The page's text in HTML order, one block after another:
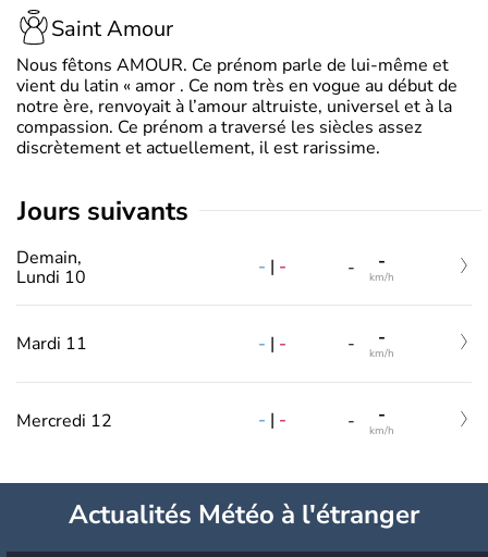
Saint Amour
Nous fêtons AMOUR. Ce prénom parle de lui-même et
vient du latin « amor . Ce nom très en vogue au début de
notre ère, renvoyait à l’amour altruiste, universel et à la
compassion. Ce prénom a traversé les siècles assez
discrètement et actuellement, il est rarissime.
jours suivants
Demain,
Lundi 10
- | - - -
km/h
Mardi 11 - | - - -
km/h
Mercredi 12 - | - - -
km/h
Actualités Météo à l'étranger